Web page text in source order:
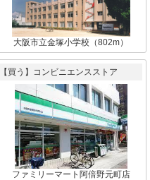
大阪市立金塚小学校（802m）
【買う】コンビニエンスストア
ファミリーマート阿倍野元町店